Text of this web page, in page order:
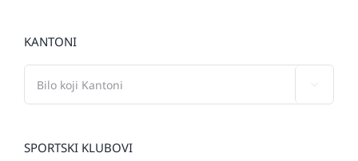
KANTONI
SPORTSKI KLUBOVI